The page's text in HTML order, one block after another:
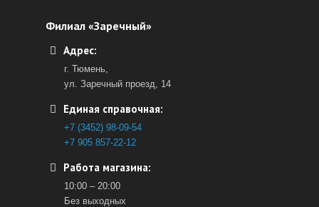
Филиал «Заречный»
Адрес:
г. Тюмень,
ул. Заречный проезд, 14
Единая справочная:
+7 (3452) 98-09-54
+7 905 857-22-12
Работа магазина:
10:00 – 20:00
Без выходных